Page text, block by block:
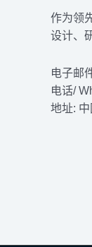
作为领
设计、
电子邮
电话/
地址: